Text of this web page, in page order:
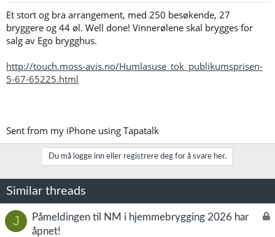
Et stort og bra arrangement, med 250 besøkende, 27
bryggere og 44 øl. Well done! Vinnerølene skal brygges for
salg av Ego brygghus.
http://touch.moss-avis.no/Humlasuse_tok_publikumsprisen-
5-67-65225.html
Sent from my iPhone using Tapatalk
Du må logge inn eller registrere deg for å svare her.
Similar threads
J
L
Påmeldingen til NM i hjemmebrygging 2026 har
åpnet!